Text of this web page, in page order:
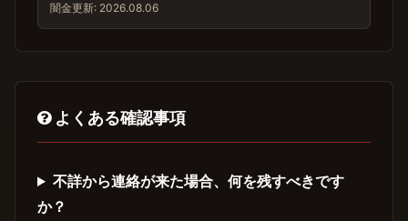
闇金更新: 2026.08.06
よくある確認事項
不詳から連絡が来た場合、何を残すべきです
か？